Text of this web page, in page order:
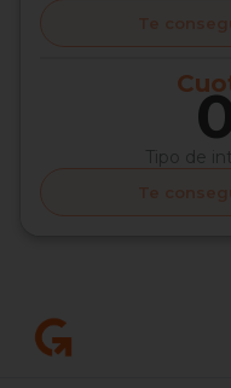
Te
Tipo de
Te